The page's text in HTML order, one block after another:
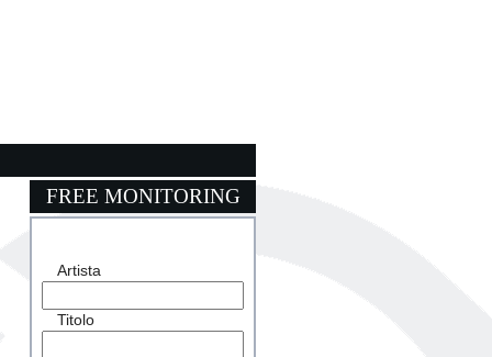
FREE MONITORING
Artista
Titolo